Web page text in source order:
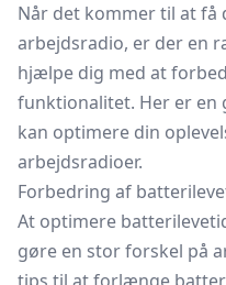
Når det kommer til at få
arbejdsradio, er der en
hjælpe dig med at
funktionalitet. Her er en
kan optimere din
arbejdsradioer.
Forbedring af
At optimere
gøre en stor forskel på